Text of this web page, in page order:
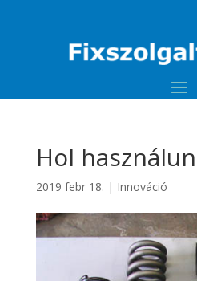
Hol
2019 febr 18. | Innováció